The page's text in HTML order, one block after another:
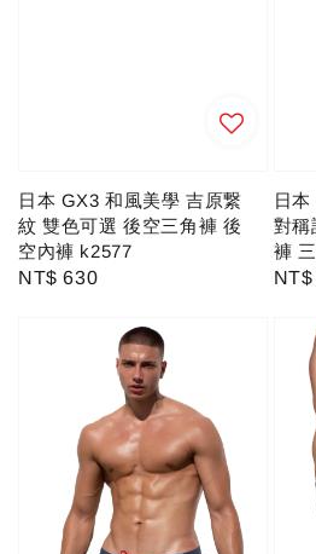
日本 GX3 和風美學 吉原繋
紋 雙色可選 後空三角褲 後
空內褲 k2577
Regular
NT$ 630
日
對稱
褲